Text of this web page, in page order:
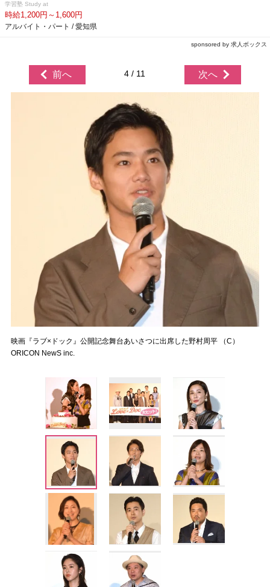
学習塾 Study at
時給1,200円～1,600円
アルバイト・パート / 愛知県
sponsored by 求人ボックス
前へ 4 / 11 次へ
映画『ラブ×ドック』公開記念舞台あいさつに出席した野村周平 （C）
ORICON NewS inc.